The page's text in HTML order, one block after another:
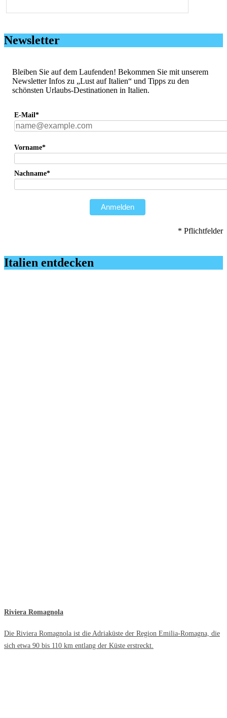
Newsletter
Bleiben Sie auf dem Laufenden! Bekommen Sie mit unserem
Newsletter Infos zu „Lust auf Italien“ und Tipps zu den
schönsten Urlaubs-Destinationen in Italien.
E-Mail*
Vorname*
Nachname*
Anmelden
* Pflichtfelder
Italien entdecken
Riviera Romagnola
Die Riviera Romagnola ist die Adriaküste der Region Emilia-Romagna, die
sich etwa 90 bis 110 km entlang der Küste erstreckt.